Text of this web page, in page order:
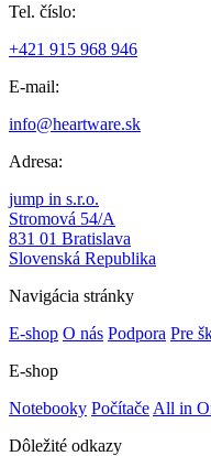
Tel. číslo:
+421 915 968 946
E-mail:
info@heartware.sk
Adresa:
jump in s.r.o.
Stromová 54/A
831 01 Bratislava
Slovenská Republika
Navigácia stránky
E-shop O nás Podpora Pre
E-shop
Notebooky Počítače All in
Dôležité odkazy